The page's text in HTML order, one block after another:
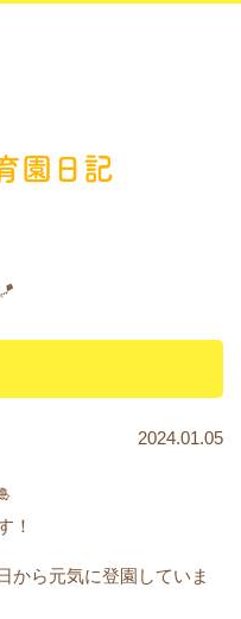
園日記
2024.01.05
！
から元気に登園していま